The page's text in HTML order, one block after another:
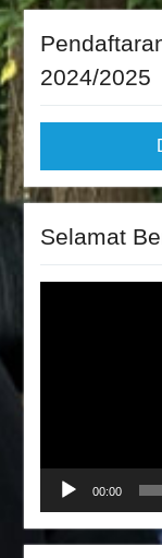
2024/2025
Selamat
00:00